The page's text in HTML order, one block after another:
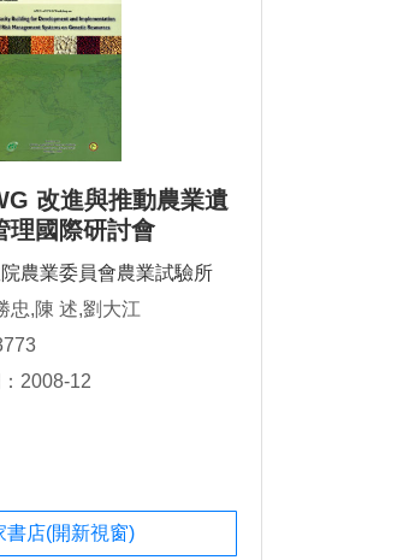
改進與推動農業遺
理國際研討會
農業委員會農業試驗所
忠,陳 述,劉大江
2008-12
書店(開新視窗)